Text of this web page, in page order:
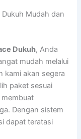
Mudah dan
Dukuh, Anda
mudah melalui
kami akan segera
paket sesuai
Dengan sistem
dapat teratasi